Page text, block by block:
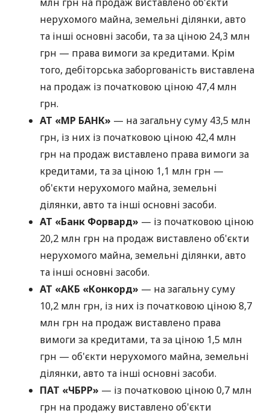
нерухомого майна, земельні ділянки, авто
та інші основні засоби, та за ціною 24,3 млн
грн — права вимоги за кредитами. Крім
того, дебіторська заборгованість виставлена
на продаж із початковою ціною 47,4 млн
грн.
АТ «МР БАНК» — на загальну суму 43,5 млн
грн, із них із початковою ціною 42,4 млн
грн на продаж виставлено права вимоги за
кредитами, та за ціною 1,1 млн грн —
об'єкти нерухомого майна, земельні
ділянки, авто та інші основні засоби.
АТ «Банк Форвард» — із початковою ціною
20,2 млн грн на продаж виставлено об'єкти
нерухомого майна, земельні ділянки, авто
та інші основні засоби.
АТ «АКБ «Конкорд» — на загальну суму
10,2 млн грн, із них із початковою ціною 8,7
млн грн на продаж виставлено права
вимоги за кредитами, та за ціною 1,5 млн
грн — об'єкти нерухомого майна, земельні
ділянки, авто та інші основні засоби.
ПАТ «ЧБРР» — із початковою ціною 0,7 млн
грн на продажу виставлено об'єкти